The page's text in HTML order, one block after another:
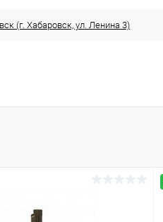
(г. Хабаровск, ул. Ленина 3)